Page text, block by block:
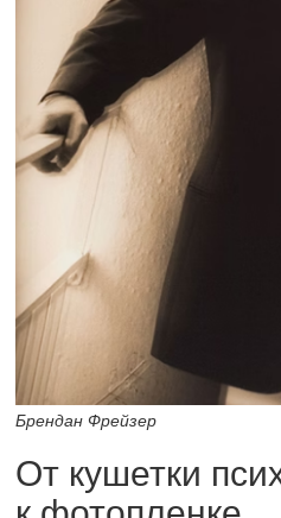
Брендан Фрейзер
От кушетки